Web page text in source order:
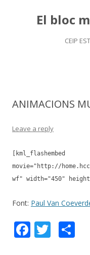
El bloc
CEIP
ANIMACIONS
Leave a reply
[kml_flashembed
movie="http://
wf" width="450"
Font: Paul Van
F T